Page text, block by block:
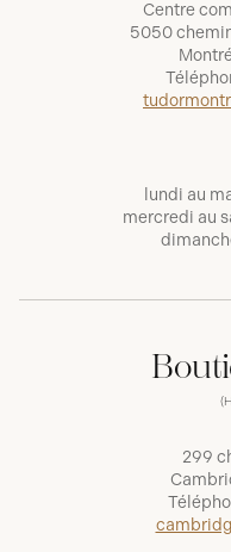
Centre
5050
lundi au
mercredi au
299